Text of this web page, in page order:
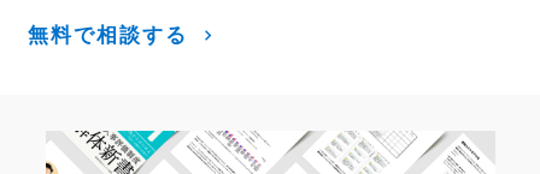
無料で相談する keyboard_arrow_right